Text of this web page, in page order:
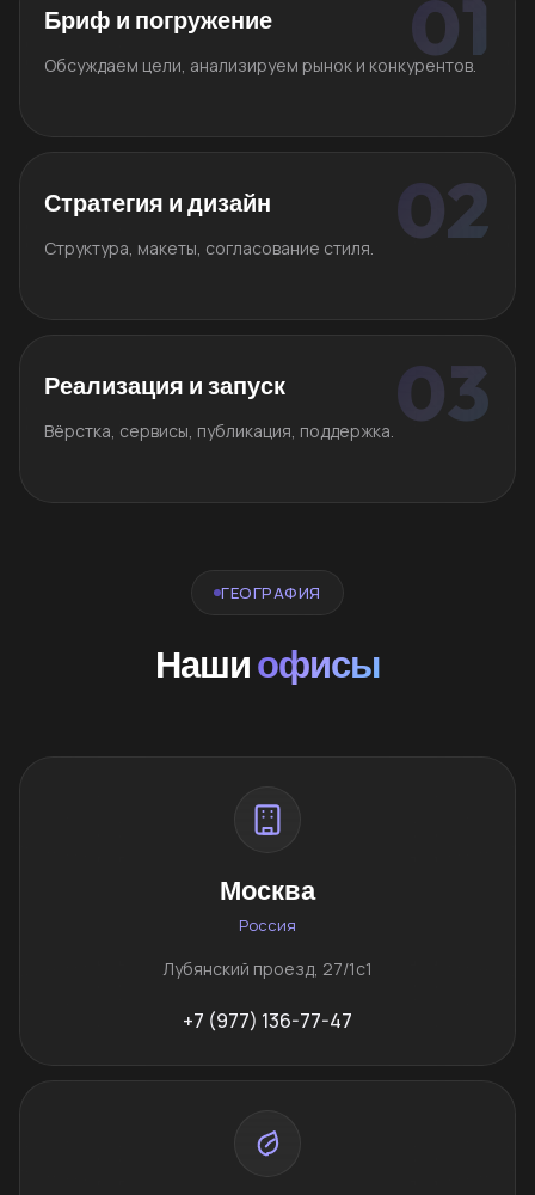
Бриф и погружение
Обсуждаем цели, анализируем рынок и конкурентов.
Стратегия и дизайн
Структура, макеты, согласование стиля.
Реализация и запуск
Вёрстка, сервисы, публикация, поддержка.
ГЕОГРАФИЯ
Нашиофисы
Москва
Россия
Лубянский проезд, 27/1с1
+7 (977) 136-77-47